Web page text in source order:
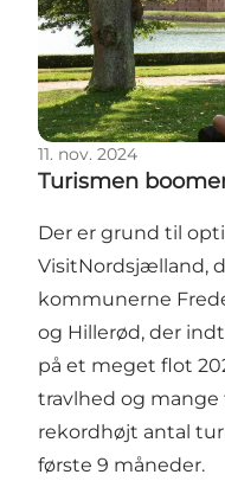
11. nov. 2024
Turismen
Der er grund til
VisitNordsjælland,
kommunerne
og Hillerød, der
på et meget flot
travlhed og mange
rekordhøjt antal
første 9 måneder.